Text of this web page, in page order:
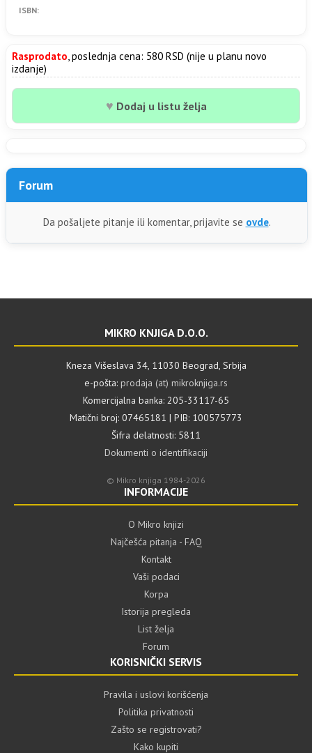
ISBN:
Rasprodato , poslednja cena: 580 RSD (nije u planu novo
izdanje)
♥ Dodaj u listu želja
Forum
Da pošaljete pitanje ili komentar, prijavite se ovde.
MIKRO KNJIGA D.O.O.
Kneza Višeslava 34, 11030 Beograd, Srbija
e-pošta: prodaja (at) mikroknjiga.rs
Komercijalna banka: 205-33117-65
Matični broj: 07465181 | PIB: 100575773
Šifra delatnosti: 5811
Dokumenti o identifikaciji
© Mikro knjiga 1984-2026
INFORMACIJE
O Mikro knjizi
Najčešća pitanja - FAQ
Kontakt
Vaši podaci
Korpa
Istorija pregleda
List želja
Forum
KORISNIČKI SERVIS
Pravila i uslovi korišćenja
Politika privatnosti
Zašto se registrovati?
Kako kupiti